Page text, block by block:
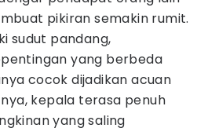
pikiran semakin rumit.
sudut pandang,
yang berbeda
cocok dijadikan acuan
kepala terasa penuh
yang saling